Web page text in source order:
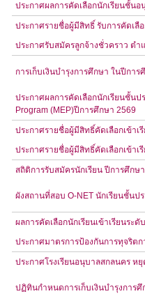
ประกาศผลการคัดเลือกนักเรียนชั้น
ประกาศรายชื่อผู้มีสิทธิ์ รับการคัดเลื
ประกาศรับสมัครลูกจ้างชั่วคราว ต
การเก็บเงินบำรุงการศึกษา ในปีการ
ประกาศผลการคัดเลือกนักเรียนชั้น
Program (MEP)ปีการศึกษา 2569
ประกาศรายชื่อผู้มีสิทธิ์คัดเลือกเข้า
ประกาศรายชื่อผู้มีสิทธิ์คัดเลือกเข้า
สถิติการรับสมัครนักเรียน ปีการศึกษ
ผังสถานที่สอบ O-NET นักเรียนชั้นป
ผลการคัดเลือกนักเรียนเข้าเรียนร
ประกาศมาตรการป้องกันการทุจริตก
ประกาศโรงเรียนอนุบาลสกลนคร ห
ปฏิทินกำหนดการเก็บเงินบำรุงการ